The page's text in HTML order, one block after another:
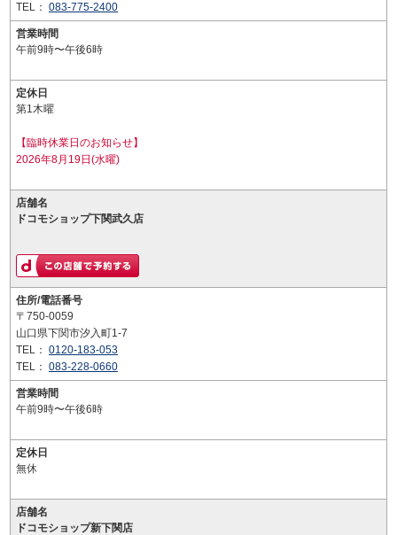
TEL： 083-775-2400
営業時間
午前9時〜午後6時
定休日
第1木曜
【臨時休業日のお知らせ】
2026年8月19日(水曜)
店舗名
ドコモショップ下関武久店
住所/電話番号
〒750-0059
山口県下関市汐入町1-7
TEL： 0120-183-053
TEL： 083-228-0660
営業時間
午前9時〜午後6時
定休日
無休
店舗名
ドコモショップ新下関店